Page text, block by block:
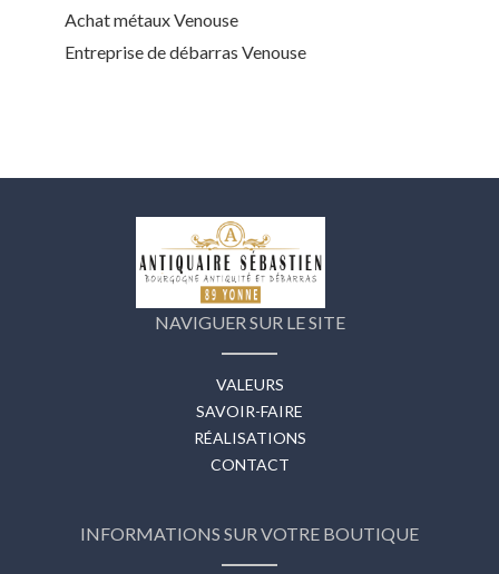
Achat métaux Venouse
Entreprise de débarras Venouse
NAVIGUER SUR LE SITE
VALEURS
SAVOIR-FAIRE
RÉALISATIONS
CONTACT
INFORMATIONS SUR VOTRE BOUTIQUE